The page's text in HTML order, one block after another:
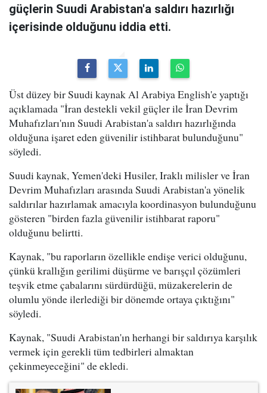
güçlerin Suudi Arabistan'a saldırı hazırlığı
içerisinde olduğunu iddia etti.
Üst düzey bir Suudi kaynak Al Arabiya English'e yaptığı
açıklamada "İran destekli vekil güçler ile İran Devrim
Muhafızları'nın Suudi Arabistan'a saldırı hazırlığında
olduğuna işaret eden güvenilir istihbarat bulunduğunu"
söyledi.
Suudi kaynak, Yemen'deki Husiler, Iraklı milisler ve İran
Devrim Muhafızları arasında Suudi Arabistan'a yönelik
saldırılar hazırlamak amacıyla koordinasyon bulunduğunu
gösteren "birden fazla güvenilir istihbarat raporu"
olduğunu belirtti.
Kaynak, "bu raporların özellikle endişe verici olduğunu,
çünkü krallığın gerilimi düşürme ve barışçıl çözümleri
teşvik etme çabalarını sürdürdüğü, müzakerelerin de
olumlu yönde ilerlediği bir dönemde ortaya çıktığını"
söyledi.
Kaynak, "Suudi Arabistan'ın herhangi bir saldırıya karşılık
vermek için gerekli tüm tedbirleri almaktan
çekinmeyeceğini" de ekledi.